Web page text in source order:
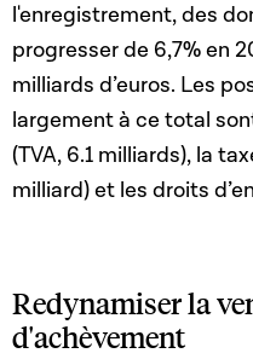
l'enregistrement, des
progresser de 6,7% en
milliards d’euros. Les
largement à ce total
(TVA, 6.1 milliards), la
milliard) et les droits
Redynamiser la
d'achèvement